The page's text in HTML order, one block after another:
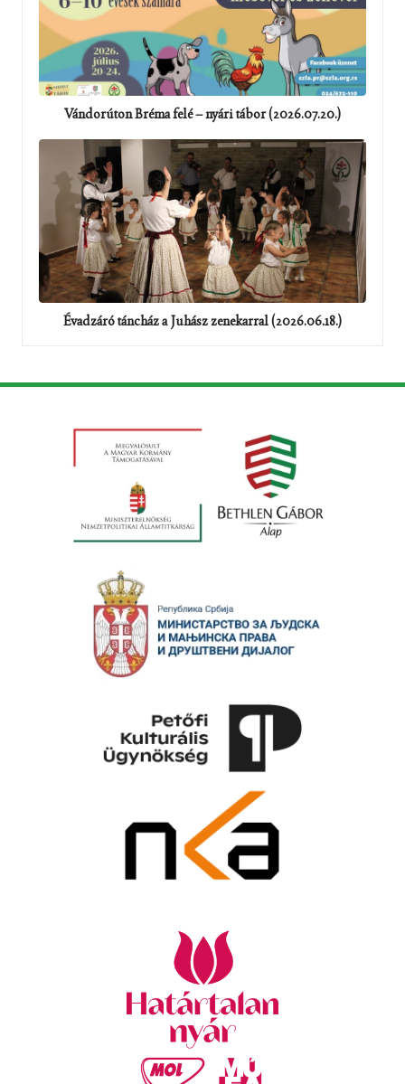
Vándorúton Bréma felé – nyári tábor (2026.07.20.)
Évadzáró táncház a Juhász zenekarral (2026.06.18.)